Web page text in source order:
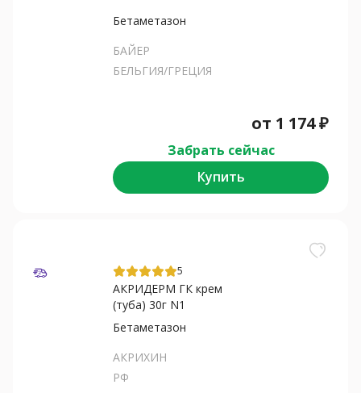
Бетаметазон
БАЙЕР
БЕЛЬГИЯ/ГРЕЦИЯ
от 1 174₽
Забрать сейчас
Купить
5
АКРИДЕРМ ГК крем
(туба) 30г N1
Бетаметазон
АКРИХИН
РФ